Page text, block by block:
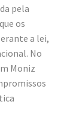
pela
os
a lei,
No
Moniz